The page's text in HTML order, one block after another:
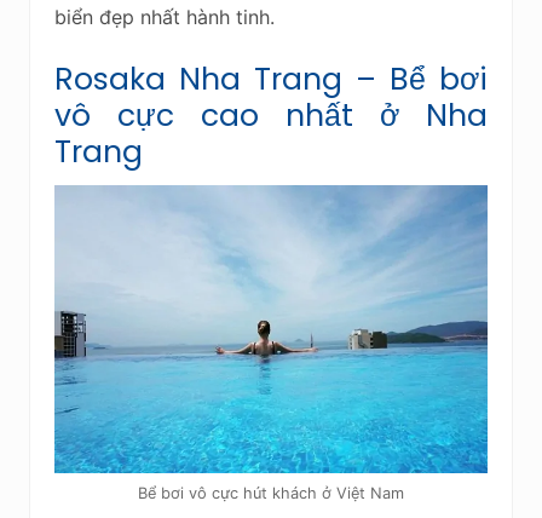
biển đẹp nhất hành tinh.
Rosaka Nha Trang – Bể bơi
vô cực cao nhất ở Nha
Trang
Bể bơi vô cực hút khách ở Việt Nam